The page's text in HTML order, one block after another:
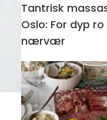
Tantrisk
Oslo: For dyp
nærvær